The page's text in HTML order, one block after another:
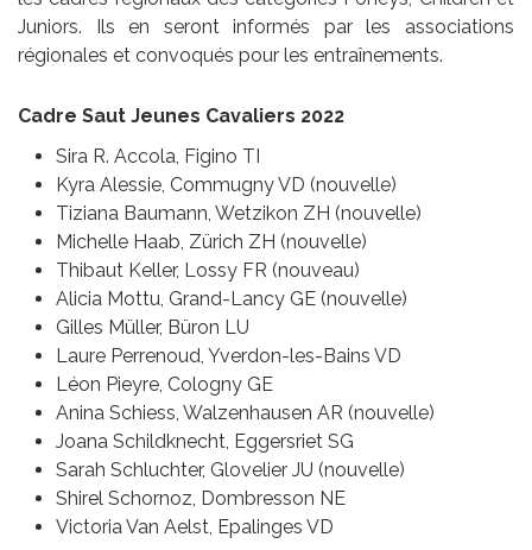
Juniors. Ils en seront informés par les associations
régionales et convoqués pour les entraînements.
Cadre Saut Jeunes Cavaliers 2022
Sira R. Accola, Figino TI
Kyra Alessie, Commugny VD (nouvelle)
Tiziana Baumann, Wetzikon ZH (nouvelle)
Michelle Haab, Zürich ZH (nouvelle)
Thibaut Keller, Lossy FR (nouveau)
Alicia Mottu, Grand-Lancy GE (nouvelle)
Gilles Müller, Büron LU
Laure Perrenoud, Yverdon-les-Bains VD
Léon Pieyre, Cologny GE
Anina Schiess, Walzenhausen AR (nouvelle)
Joana Schildknecht, Eggersriet SG
Sarah Schluchter, Glovelier JU (nouvelle)
Shirel Schornoz, Dombresson NE
Victoria Van Aelst, Epalinges VD